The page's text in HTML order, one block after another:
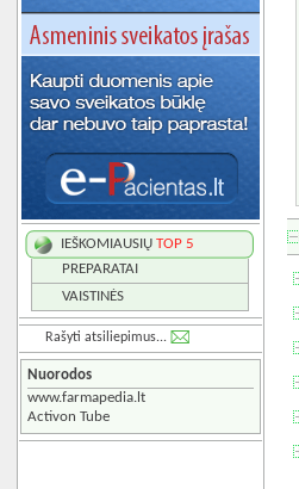
IEŠKOMIAUSIŲ TOP 5
PREPARATAI
VAISTINĖS
Rašyti atsiliepimus...
Nuorodos
www.farmapedia.lt
Activon Tube